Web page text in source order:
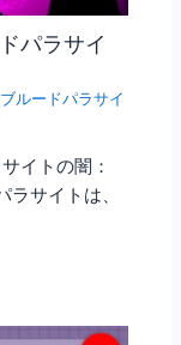
パラサイ
ブルードパラサイ
イトの闇：
サイトは、